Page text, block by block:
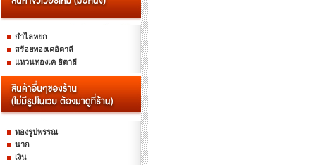
กำไลหยก
สร้อยทองเคอิตาลี
แหวนทองเค อิตาลี
ทองรูปพรรณ
นาก
เงิน